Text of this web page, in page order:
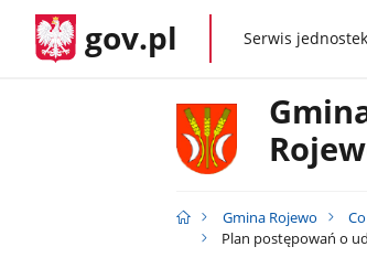
gov.pl gov.plSerwis
Gmina Rojewo
Plan postępowań o